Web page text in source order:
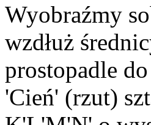
Wyobraźmy
wzdłuż
prostopadle
'Cień' (rzut)